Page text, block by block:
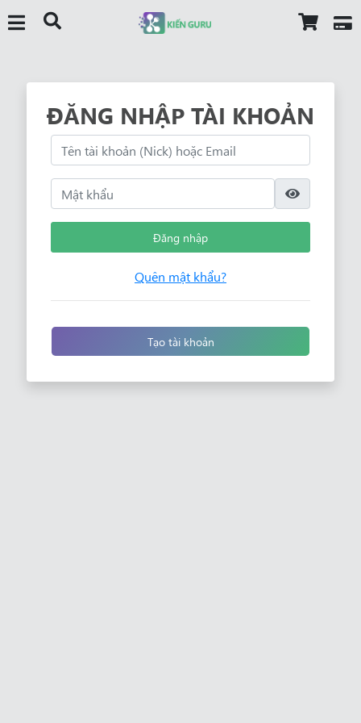
ĐĂNG NHẬP TÀI KHOẢN
Đăng nhập
Quên mật khẩu?
Tạo tài khoản